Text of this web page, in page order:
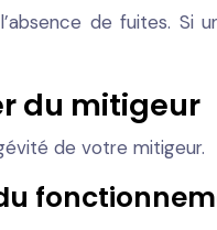
de fuites.
du mitigeur
de votre mitigeur.